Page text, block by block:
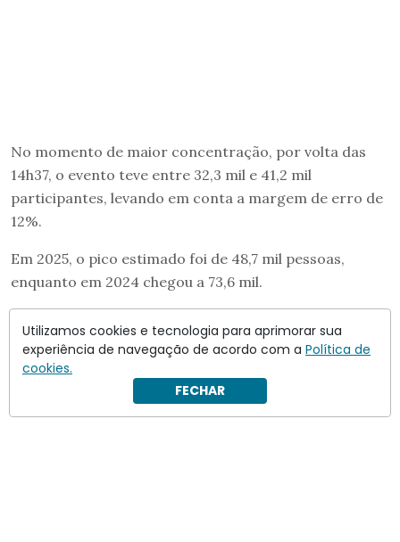
No momento de maior concentração, por volta das
14h37, o evento teve entre 32,3 mil e 41,2 mil
participantes, levando em conta a margem de erro de
12%.
Em 2025, o pico estimado foi de 48,7 mil pessoas,
enquanto em 2024 chegou a 73,6 mil.
diferentes horários ao longo do dia e processadas por
um sistema de inteligência artificial.
Utilizamos cookies e tecnologia para aprimorar sua
experiência de navegação de acordo com a Política de
cookies.
FECHAR